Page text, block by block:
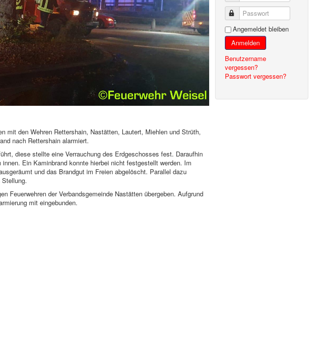
mit den Wehren Rettershain, Nastätten, Lautert, Miehlen und Strüth,
nach Rettershain alarmiert.
diese stellte eine Verrauchung des Erdgeschosses fest. Daraufhin
Ein Kaminbrand konnte hierbei nicht festgestellt werden. Im
und das Brandgut im Freien abgelöscht. Parallel dazu
Feuerwehren der Verbandsgemeinde Nastätten übergeben. Aufgrund
mit eingebunden.
Passwort
Angemeldet bleiben
Anmelden
Benutzername
vergessen?
Passwort vergessen?